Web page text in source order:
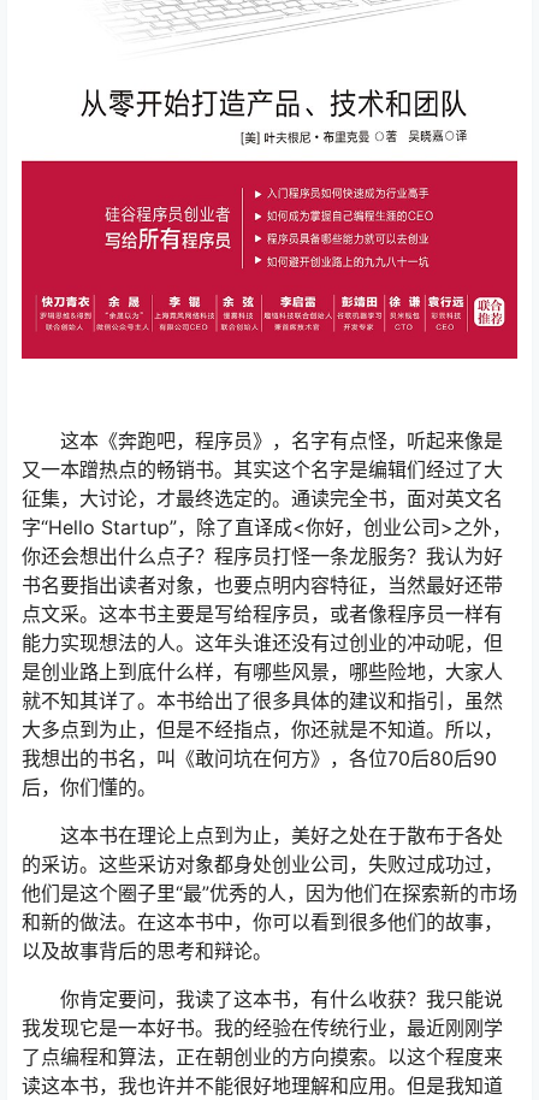
这本《奔跑吧，程序员》，名字有点怪，听起来像是
又一本蹭热点的畅销书。其实这个名字是编辑们经过了大
征集，大讨论，才最终选定的。通读完全书，面对英文名
字“Hello Startup”，除了直译成<你好，创业公司>之外，
你还会想出什么点子？程序员打怪一条龙服务？我认为好
书名要指出读者对象，也要点明内容特征，当然最好还带
点文采。这本书主要是写给程序员，或者像程序员一样有
能力实现想法的人。这年头谁还没有过创业的冲动呢，但
是创业路上到底什么样，有哪些风景，哪些险地，大家人
就不知其详了。本书给出了很多具体的建议和指引，虽然
大多点到为止，但是不经指点，你还就是不知道。所以，
我想出的书名，叫《敢问坑在何方》，各位70后80后90
后，你们懂的。
这本书在理论上点到为止，美好之处在于散布于各处
的采访。这些采访对象都身处创业公司，失败过成功过，
他们是这个圈子里“最”优秀的人，因为他们在探索新的市场
和新的做法。在这本书中，你可以看到很多他们的故事，
以及故事背后的思考和辩论。
你肯定要问，我读了这本书，有什么收获？我只能说
我发现它是一本好书。我的经验在传统行业，最近刚刚学
了点编程和算法，正在朝创业的方向摸索。以这个程度来
读这本书，我也许并不能很好地理解和应用。但是我知道